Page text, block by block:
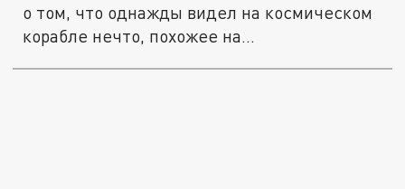
о том, что однажды видел на космическом
корабле нечто, похожее на...